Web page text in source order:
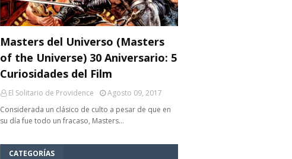
Masters del Universo (Masters
of the Universe) 30 Aniversario: 5
Curiosidades del Film
El Solitario de Providence
Agosto 09, 2017
Considerada un clásico de culto a pesar de que en
su día fue todo un fracaso, Masters…
CATEGORÍAS